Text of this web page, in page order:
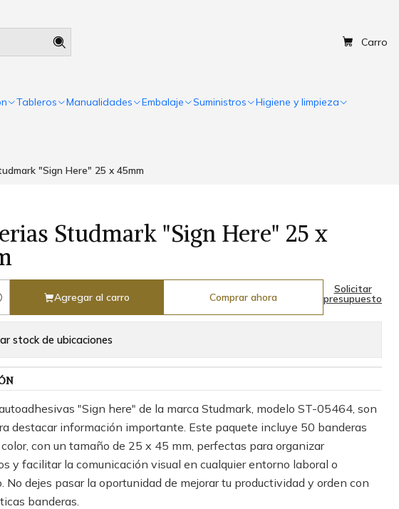
Carro
Tableros Manualidades Embalaje Suministros Higiene y limpieza
"Sign Here" 25 x 45mm
Studmark "Sign Here" 25 x
Agregar al carro Comprar ahora
Solicitar
presupuesto
stock de ubicaciones
"Sign here" de la marca Studmark, modelo ST-05464, son
destacar información importante. Este paquete incluye 50 banderas
con un tamaño de 25 x 45 mm, perfectas para organizar
y facilitar la comunicación visual en cualquier entorno laboral o
No dejes pasar la oportunidad de mejorar tu productividad y orden con
banderas.